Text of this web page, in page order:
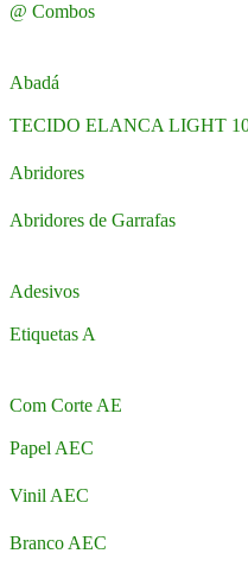
@ Combos
Abadá
TECIDO ELANCA LIGHT
Abridores
Abridores de Garrafas
Adesivos
Etiquetas A
Com Corte AE
Papel AEC
Vinil AEC
Branco AEC